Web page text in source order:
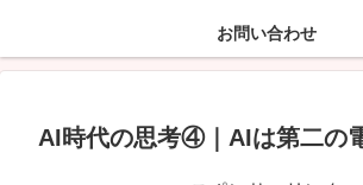
お問い合わせ
AI時代の思考④｜AIは第二の